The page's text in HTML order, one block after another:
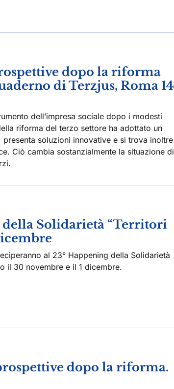
dopo la riforma
di Terzjus, Roma 14
dell’impresa sociale dopo i modesti
riforma del terzo settore ha adottato un
soluzioni innovative e si trova inoltre
Ciò cambia sostanzialmente la situazione di
della Solidarietà “Territori
al 23° Happening della Solidarietà
il 30 novembre e il 1 dicembre.
dopo la riforma.